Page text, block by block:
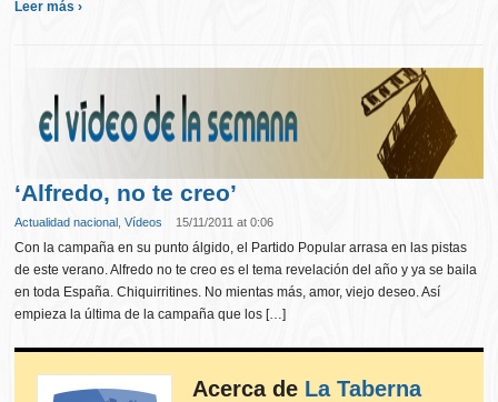
Leer más ›
‘Alfredo, no te creo’
Actualidad nacional ,Vídeos 15/11/2011 at 0:06
Con la campaña en su punto álgido, el Partido Popular arrasa en las pistas
de este verano. Alfredo no te creo es el tema revelación del año y ya se baila
en toda España. Chiquirritines. No mientas más, amor, viejo deseo. Así
empieza la última de la campaña que los […]
Acerca de La Taberna